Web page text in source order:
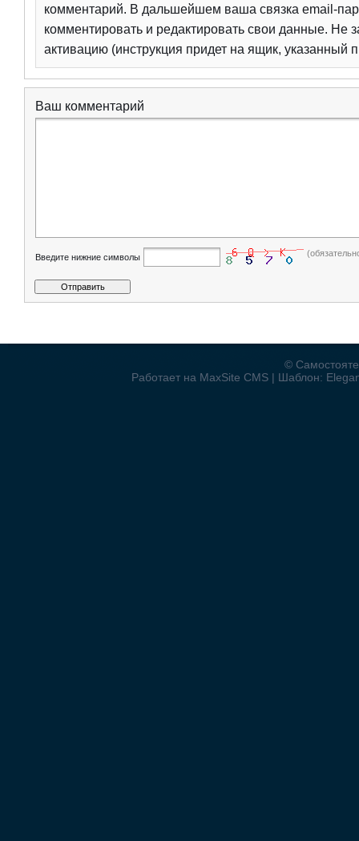
комментарий. В дальшейшем ваша связка email-
комментировать и редактировать свои данные. Не
активацию (инструкция придет на ящик, указанный
Ваш комментарий
Введите нижние символы
©
Работает на MaxSite CMS | Шаблон: